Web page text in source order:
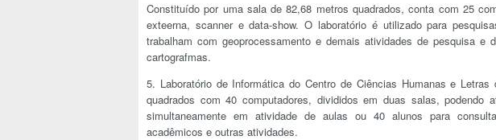
Constituído por uma sala de 82,68 metros quadrados, conta com 25
exteerna, scanner e data-show. O laboratório é utilizado para
trabalham com geoprocessamento e demais atividades de pesquisa e
cartografmas.
5. Laboratório de Informática do Centro de Ciências Humanas e
quadrados com 40 computadores, divididos em duas salas, podendo
simultaneamente em atividade de aulas ou 40 alunos para
acadêmicos e outras atividades.